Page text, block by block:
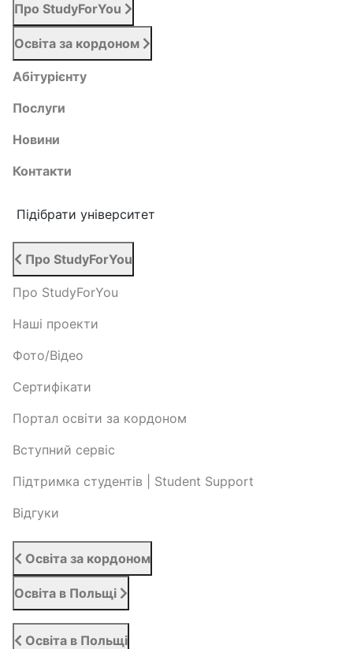
Про StudyForYou
Освіта за кордоном
Абітурієнту
Послуги
Новини
Контакти
Підібрати університет
Про StudyForYou
Про StudyForYou
Наші проекти
Фото/Відео
Сертифікати
Портал освіти за кордоном
Вступний сервіс
Підтримка студентів | Student Support
Відгуки
Освіта за кордоном
Освіта в Польщі
Освіта в Польщі